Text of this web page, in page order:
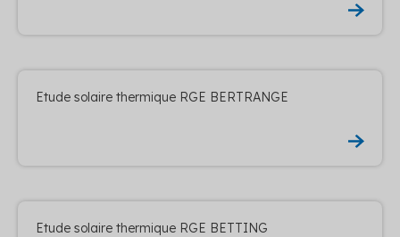
Etude solaire thermique RGE BERTRANGE
Etude solaire thermique RGE BETTING